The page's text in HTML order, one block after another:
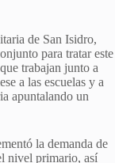
de San Isidro,
para tratar este
trabajan junto a
a las escuelas y a
apuntalando un
la demanda de
nivel primario, así